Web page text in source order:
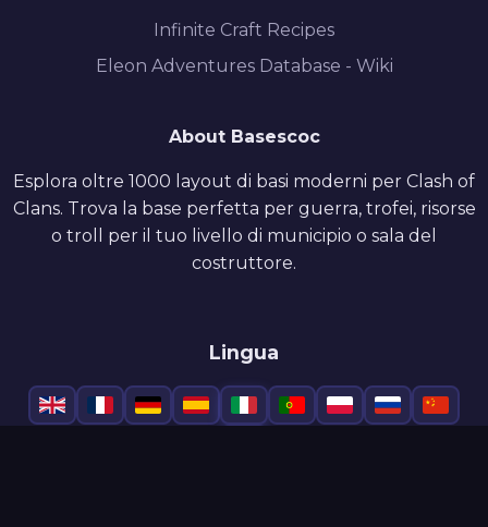
Infinite Craft Recipes
Eleon Adventures Database - Wiki
About Basescoc
Esplora oltre 1000 layout di basi moderni per Clash of
Clans. Trova la base perfetta per guerra, trofei, risorse
o troll per il tuo livello di municipio o sala del
costruttore.
Lingua